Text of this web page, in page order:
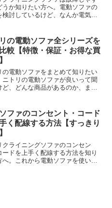
うか知りたい方へ。電動ソファの
検討しているけど、なんか電気系
ば、ついでに知りたい。と考えて
んか？本記事では、...
の電動ソファ全シリーズを
較【特徴・保証・お得な買
の電動ソファをまとめて知りたい
ニトリの電動ソファが良いって聞
ど、どんな商品があるのか、まと
。と考えていませんか？✔︎ 本記事
※約8分で読...
ファのコンセント・コード
く配線する方法【すっきり
クライニングソファのコンセン
ードを上手く配線する方法を知り
へ。これから電動ソファを使いた